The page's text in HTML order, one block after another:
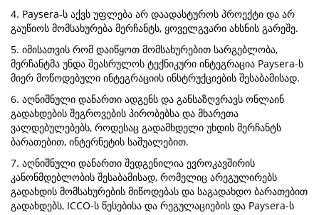
4. Paysera-ს აქვს უფლება არ დაადასტუროს პროექტი და არ
გაუწიოს მომსახურება მერჩანტს, ყოველგვარი ახსნის გარეშე.
5. იმისათვის რომ დაიწყოთ მომსახურებით სარგებლობა,
მერჩანტმა უნდა შეასრულოს ტექნიკური ინტეგრაცია Paysera-ს
მიერ მოწოდებული ინტეგრაციის ინსტრუქციების შესაბამისად.
6. აღნიშნული დანართი ადგენს და განსაზღვრავს ონლაინ
გადახდების შეგროვების პირობებსა და მხარეთა
ვალდებულებებს, როდესაც გადამხდელი უხდის მერჩანტს
ბარათებით, ინტერნეტის საშუალებით.
7. აღნიშნული დანართი შედგენილია ევროკავშირის
კანონმდებლობის შესაბამისად, რომელიც არეგულირებს
გადახდის მომსახურების მიწოდებას და საგადახდო ბარათებით
გადახდებს, ICCO-ს წესებისა და რეგულაციების და Paysera-ს